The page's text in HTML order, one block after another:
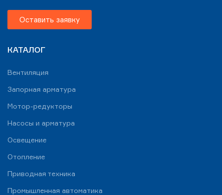
Оставить заявку
КАТАЛОГ
Вентиляция
Запорная арматура
Мотор-редукторы
Насосы и арматура
Освещение
Отопление
Приводная техника
Промышленная автоматика